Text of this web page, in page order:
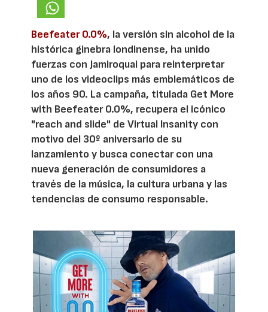
Beefeater 0.0%, la versión sin alcohol de la
histórica ginebra londinense, ha unido
fuerzas con Jamiroquai para reinterpretar
uno de los videoclips más emblemáticos de
los años 90. La campaña, titulada Get More
with Beefeater 0.0%, recupera el icónico
"reach and slide" de Virtual Insanity con
motivo del 30º aniversario de su
lanzamiento y busca conectar con una
nueva generación de consumidores a
través de la música, la cultura urbana y las
tendencias de consumo responsable.